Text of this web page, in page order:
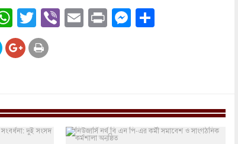
WhatsApp
Twitter
ViberEmail
PrintMessenger